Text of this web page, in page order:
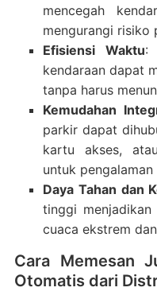
mencegah
mengurangi risiko
Efisiensi Waktu:
kendaraan dapat
tanpa harus
Kemudahan
parkir dapat
kartu akses,
untuk
Daya Tahan dan
tinggi
cuaca ekstrem
Cara Memesan
Otomatis dari